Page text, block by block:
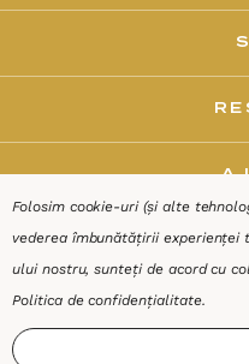
Folosim cookie-uri (și alte
vederea îmbunătățirii experienței
ului nostru, sunteți de acord cu
Politica de confidențialitate.